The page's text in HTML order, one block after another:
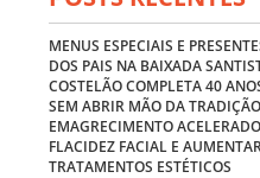
MENUS ESPECIAIS E
DOS PAIS NA BAIXADA
COSTELÃO COMPLETA 40
SEM ABRIR MÃO DA
EMAGRECIMENTO
FLACIDEZ FACIAL E
TRATAMENTOS ESTÉTICOS